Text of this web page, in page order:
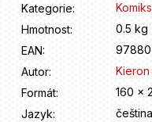
Kategorie:
Hmotnost:
0.5 kg
EAN:
Autor: Kieron
Formát:
160 x
Jazyk:
čeština
č
u
e
e